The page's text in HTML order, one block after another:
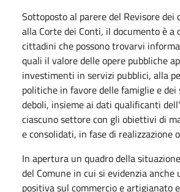
Sottoposto al parere del Revisore
alla Corte dei Conti, il documento è a
cittadini che possono trovarvi
quali il valore delle opere pubbliche
investimenti in servizi pubblici, alla
politiche in favore delle famiglie e
deboli, insieme ai dati qualificanti
ciascuno settore con gli obiettivi di
e consolidati, in fase di realizzazione
In apertura un quadro della
del Comune in cui si evidenzia anche
positiva sul commercio e artigianato